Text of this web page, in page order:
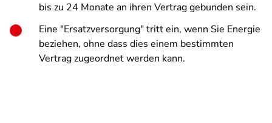
bis zu 24 Monate an ihren Vertrag gebunden sein.
Eine "Ersatzversorgung" tritt ein, wenn Sie Energie
beziehen, ohne dass dies einem bestimmten
Vertrag zugeordnet werden kann.